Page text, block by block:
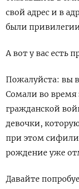
свой адрес и в
были
А вот у вас есть
Пожалуйста: вы
Сомали во время
гражданской
девочки,
при этом
рождение уже
Давайте